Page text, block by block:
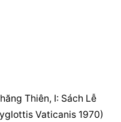
Thiên, I: Sách Lễ
Vaticanis 1970)